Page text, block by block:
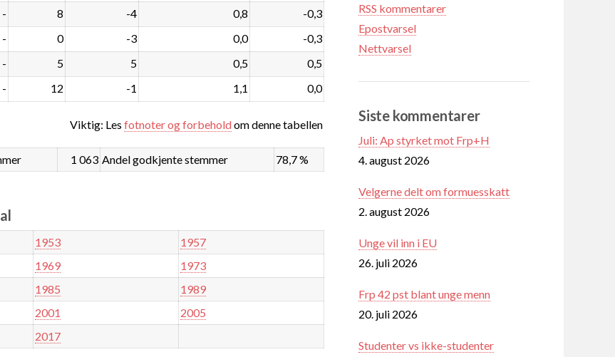
- 8 -4 0,8 -0,3
- 0 -3 0,0 -0,3
- 5 5 0,5 0,5
- 12 -1 1,1 0,0
Viktig: Les fotnoter og forbeholdom denne tabellen
1 063 Andel godkjente stemmer 78,7 %
1953
1957
1969
1973
1985
1989
2001
2005
2017
RSS kommentarer
Epostvarsel
Nettvarsel
Siste kommentarer
Juli: Ap styrket mot Frp+H
4. august 2026
Velgerne delt om formuesskatt
2. august 2026
Unge vil inn i EU
26. juli 2026
Frp 42 pst blant unge menn
20. juli 2026
Studenter vs ikke-studenter